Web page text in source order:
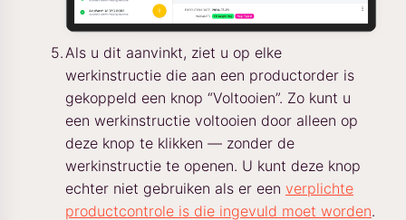
Als u dit aanvinkt, ziet u op elke
werkinstructie die aan een productorder is
gekoppeld een knop “Voltooien”. Zo kunt u
een werkinstructie voltooien door alleen op
deze knop te klikken — zonder de
werkinstructie te openen. U kunt deze knop
echter niet gebruiken als er een verplichte
productcontrole is die ingevuld moet worden.